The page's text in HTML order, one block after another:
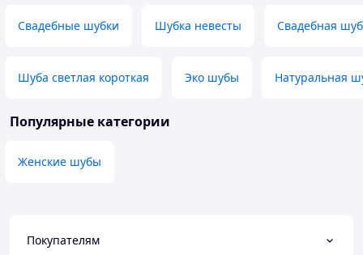
Свадебные шубки Шубка невесты Свадебная
Шуба светлая короткая Эко шубы Натуральная
Популярные категории
Женские шубы
Покупателям